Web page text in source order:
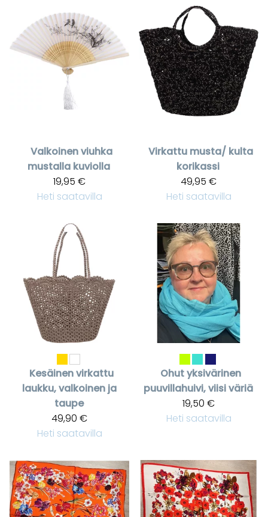
Valkoinen viuhka
mustalla kuviolla
19,95 €
Heti saatavilla
Virkattu musta/ kulta
korikassi
49,95 €
Heti saatavilla
Kesäinen virkattu
laukku, valkoinen ja
taupe
49,90 €
Heti saatavilla
Ohut yksivärinen
puuvillahuivi, viisi väriä
19,50 €
Heti saatavilla